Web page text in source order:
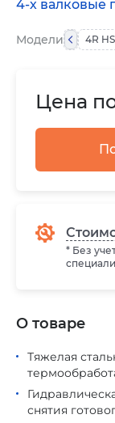
Цена
* Без
Модели 4R
4-х валковые
Тяжелая
снятия
О товаре